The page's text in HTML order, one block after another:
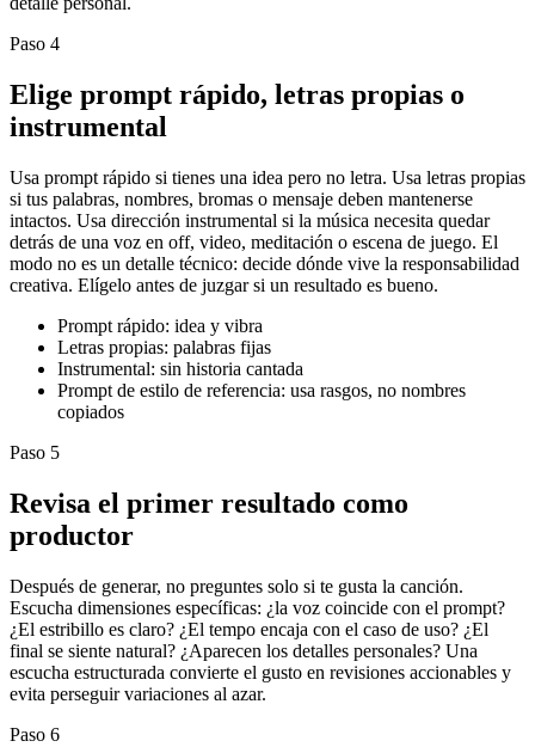
Paso 4
Elige prompt rápido, letras propias o
instrumental
Usa prompt rápido si tienes una idea pero no letra. Usa letras propias
si tus palabras, nombres, bromas o mensaje deben mantenerse
intactos. Usa dirección instrumental si la música necesita quedar
detrás de una voz en off, video, meditación o escena de juego. El
modo no es un detalle técnico: decide dónde vive la responsabilidad
creativa. Elígelo antes de juzgar si un resultado es bueno.
Prompt rápido: idea y vibra
Letras propias: palabras fijas
Instrumental: sin historia cantada
Prompt de estilo de referencia: usa rasgos, no nombres
copiados
Paso 5
Revisa el primer resultado como
productor
Después de generar, no preguntes solo si te gusta la canción.
Escucha dimensiones específicas: ¿la voz coincide con el prompt?
¿El estribillo es claro? ¿El tempo encaja con el caso de uso? ¿El
final se siente natural? ¿Aparecen los detalles personales? Una
escucha estructurada convierte el gusto en revisiones accionables y
evita perseguir variaciones al azar.
Paso 6